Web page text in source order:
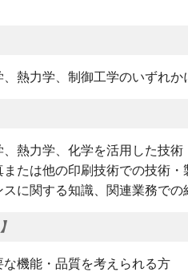
、熱⼒学、制御工学のいずれ
、熱⼒学、化学を活用した技
または他の印刷技術での技術・
スに関する知識、関連業務での
な機能・品質を考えられる方